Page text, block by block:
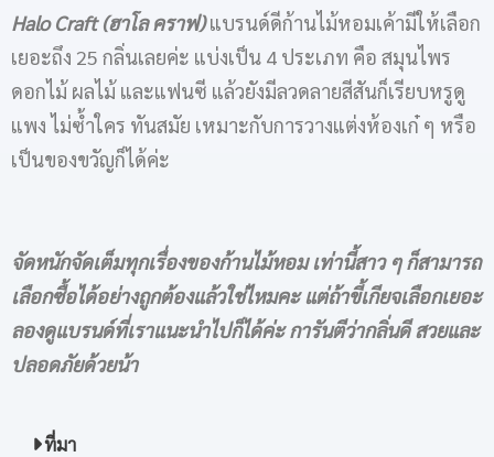
Halo Craft (ฮาโล คราฟ)แบรนด์ดีก้านไม้หอมเค้ามีให้เลือก
เยอะถึง 25 กลิ่นเลยค่ะ แบ่งเป็น 4 ประเภท คือ สมุนไพร
ดอกไม้ ผลไม้ และแฟนซี แล้วยังมีลวดลายสีสันก็เรียบหรูดู
แพง ไม่ซ้ำใคร ทันสมัย เหมาะกับการวางแต่งห้องเก๋ ๆ หรือ
เป็นของขวัญก็ได้ค่ะ
จัดหนักจัดเต็มทุกเรื่องของก้านไม้หอมเท่านี้สาว ๆ ก็สามารถ
เลือกซื้อได้อย่างถูกต้องแล้วใช่ไหมคะ แต่ถ้าขี้เกียจเลือกเยอะ
ลองดูแบรนด์ที่เราแนะนำไปก็ได้ค่ะ การันตีว่ากลิ่นดี สวยและ
ปลอดภัยด้วยน้า
ที่มา